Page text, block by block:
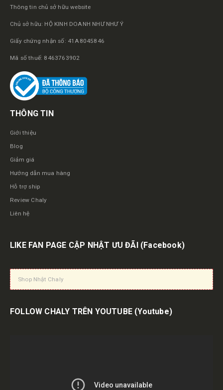
Thông tin chủ sở hữu website
Chủ sở hữu: HỘ KINH DOANH NHƯ NHƯ Ý
Giấy chứng nhận số: 41A8045846
Mã số thuế: 8463763902
THÔNG TIN
Giới thiệu
Blog
Giảm giá
Hướng dẫn mua hàng
Hỗ trợ ship
Review Chaly
Liên hệ
LIKE FAN PAGE CẬP NHẬT ƯU ĐÃI (Facebook)
Shop Nhật Chaly
FOLLOW CHALY TRÊN YOUTUBE (Youtube)